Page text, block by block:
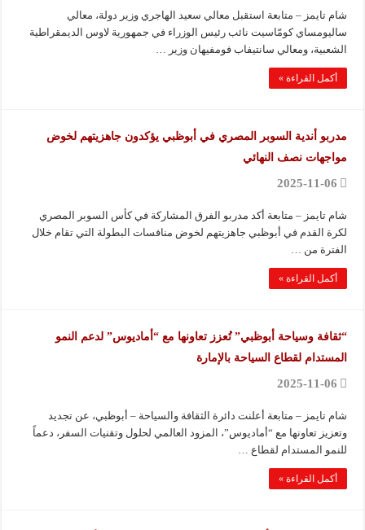
شام تايمز – متابعة استقبل معالي سعيد الهاجري وزير دولة، معالي
ساليومساي كومّاسيت نائب رئيس الوزراء في جمهورية لاوس الديمقراطية
الشعبية، ومعالي سانتيفاب فومفيهان وزير …
أكمل القراءة »
مدربو أندية السوبر المصري في أبوظبي يؤكدون جاهزيتهم لخوض
مواجهات نصف النهائي
2025-11-06
شام تايمز – متابعة أكد مدربو الفرق المشاركة في كأس السوبر المصري
لكرة القدم في أبوظبي جاهزيتهم لخوض منافسات البطولة التي تقام خلال
الفترة من …
أكمل القراءة »
“ثقافة وسياحة أبوظبي” تُعزز تعاونها مع “أماديوس” لدعم النمو
المستدام لقطاع السياحة بالإمارة
2025-11-06
شام تايمز – متابعة أعلنت دائرة الثقافة والسياحة – أبوظبي، عن تجديد
وتعزيز تعاونها مع “أماديوس”، المزود العالمي لحلول وتقنيات السفر، دعماً
للنمو المستدام لقطاع …
أكمل القراءة »